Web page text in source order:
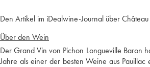
Den Artikel im iDealwine-Journal über
Über den Wein
Der Grand Vin von Pichon Longueville Baron
Jahre als einer der besten Weine aus Pauillac